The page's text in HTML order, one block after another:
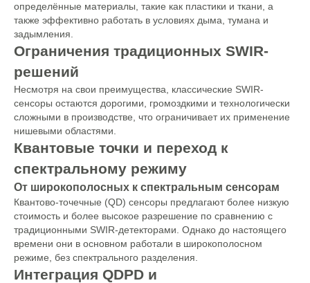
определённые материалы, такие как пластики и ткани, а
также эффективно работать в условиях дыма, тумана и
задымления.
Ограничения традиционных SWIR-
решений
Несмотря на свои преимущества, классические SWIR-
сенсоры остаются дорогими, громоздкими и технологически
сложными в производстве, что ограничивает их применение
нишевыми областями.
Квантовые точки и переход к
спектральному режиму
От широкополосных к спектральным сенсорам
Квантово-точечные (QD) сенсоры предлагают более низкую
стоимость и более высокое разрешение по сравнению с
традиционными SWIR-детекторами. Однако до настоящего
времени они в основном работали в широкополосном
режиме, без спектрального разделения.
Интеграция QDPD и